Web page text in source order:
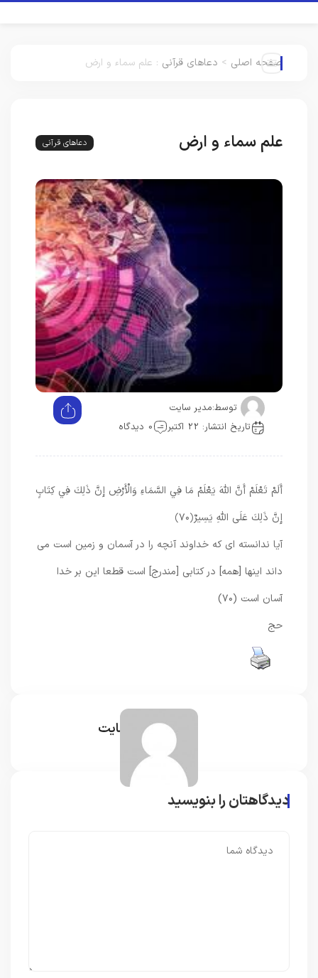
صفحه اصلی > دعاهای قرآنی : علم سماء و ارض
علم سماء و ارض دعاهای قرآنی
توسط:مدیر سایت
تاریخ انتشار: 22 اکتبر
0 دیدگاه
أَلَمْ تَعْلَمْ أَنَّ اللَّهَ يَعْلَمُ مَا فِي السَّمَاءِ وَالْأَرْضِ إِنَّ ذَلِكَ فِي كِتَابٍ
إِنَّ ذَلِكَ عَلَى اللَّهِ يَسِيرٌ﴿۷۰﴾
آيا ندانسته‏ اى كه خداوند آنچه را در آسمان و زمين است مى‏
داند اينها [همه] در كتابى [مندرج] است قطعا اين بر خدا
آسان است (۷۰)
حج
مدیر سایت
دیدگاهتان را بنویسید